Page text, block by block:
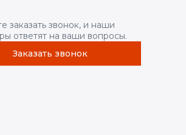
заказать звонок, и наши
ответят на ваши вопросы.
Заказать звонок